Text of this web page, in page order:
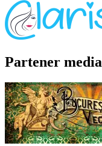
Partener media